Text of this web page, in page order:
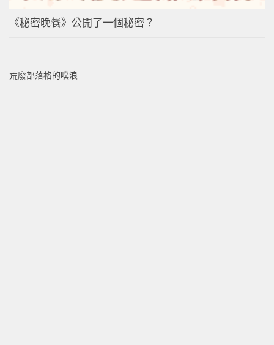
《秘密晚餐》公開了一個秘密？
荒廢部落格的噗浪